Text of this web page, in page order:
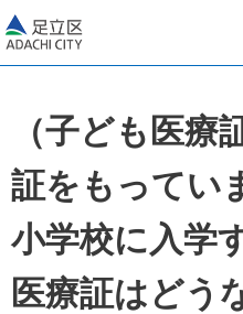
（子ども医療
証をもってい
小学校に入学
医療証はどう